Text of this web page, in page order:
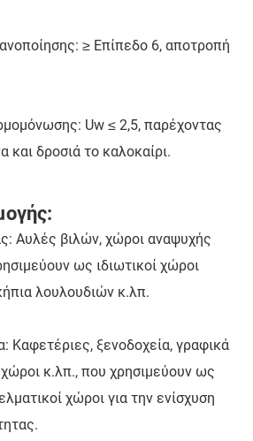
≥ Επίπεδο 6, αποτροπή
Uw ≤ 2,5, παρέχοντας
και δροσιά το καλοκαίρι.
Αυλές βιλών, χώροι αναψυχής
ως ιδιωτικοί χώροι
λουλουδιών κ.λπ.
Καφετέριες, ξενοδοχεία, γραφικά
χώροι κ.λπ., που χρησιμεύουν ως
χώροι για την ενίσχυση